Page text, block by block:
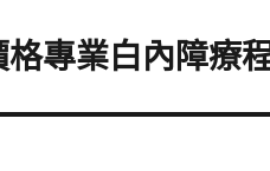
專業白內障療